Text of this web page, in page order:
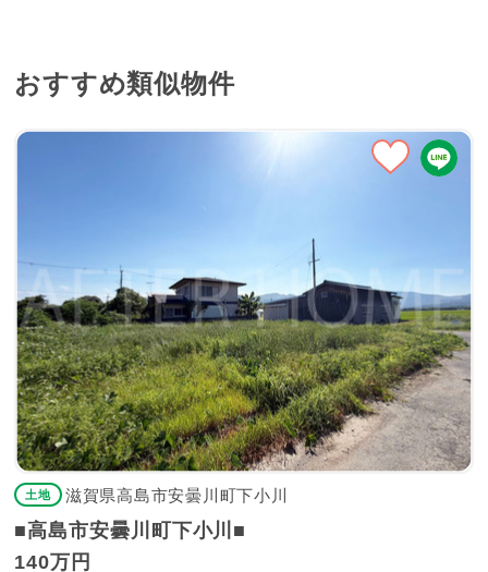
おすすめ類似物件
土地 滋賀県高島市安曇川町下小川
■高島市安曇川町下小川■
140万円